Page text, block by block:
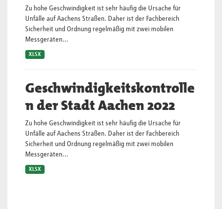
Zu hohe Geschwindigkeit ist sehr häufig die Ursache für
Unfälle auf Aachens Straßen. Daher ist der Fachbereich
Sicherheit und Ordnung regelmäßig mit zwei mobilen
Messgeräten...
XLSX
Geschwindigkeitskontrolle
n der Stadt Aachen 2022
Zu hohe Geschwindigkeit ist sehr häufig die Ursache für
Unfälle auf Aachens Straßen. Daher ist der Fachbereich
Sicherheit und Ordnung regelmäßig mit zwei mobilen
Messgeräten...
XLSX